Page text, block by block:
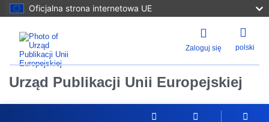
Oficjalna strona internetowa UE
Zaloguj się polski
Urząd Publikacji Unii Europejskiej